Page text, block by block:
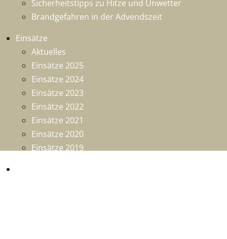
Sicherheitstipps zu Hitze und Unwetter
Brandgefahren in der Advendszeit
Einsätze
Aktuelles
Einsätze 2025
Einsätze 2024
Einsätze 2023
Einsätze 2022
Einsätze 2021
Einsätze 2020
Einsätze 2019